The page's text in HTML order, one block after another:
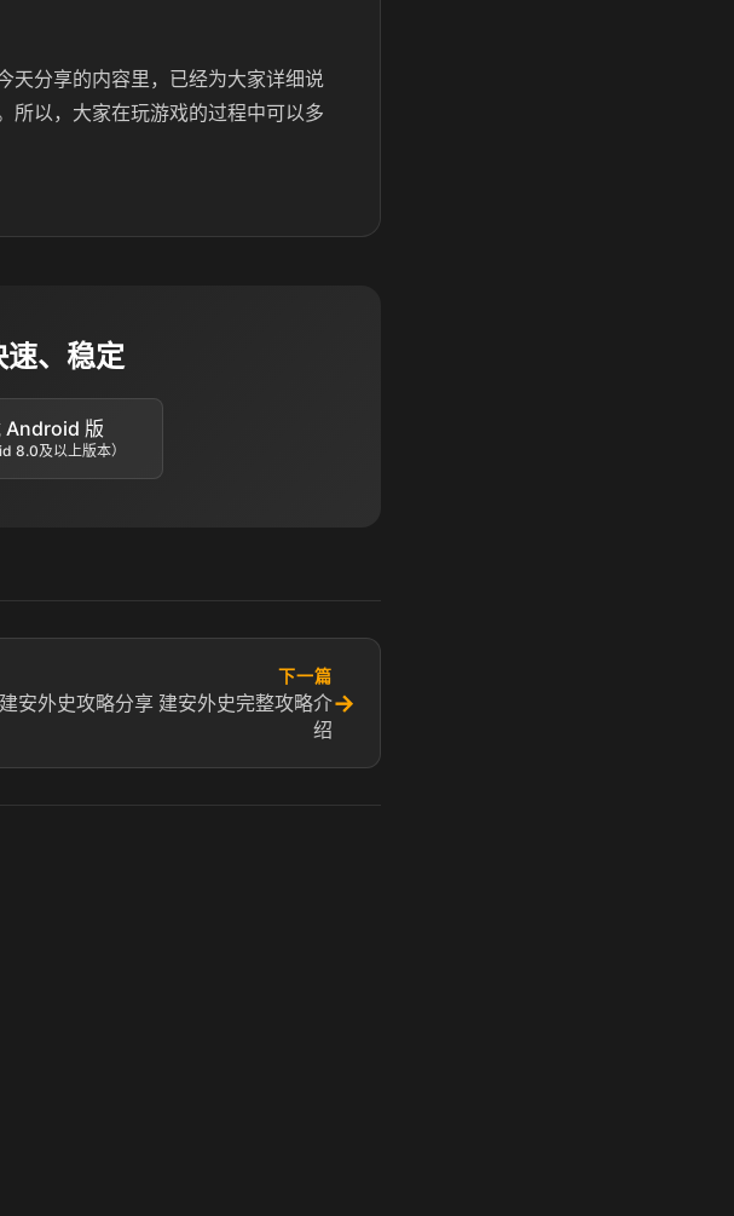
天分享的内容里，已经为大家详细说
所以，大家在玩游戏的过程中可以多
速、稳定
Android 版
8.0及以上版本）
下一篇
建安外史攻略分享​ 建安外史完整攻略介
绍
→